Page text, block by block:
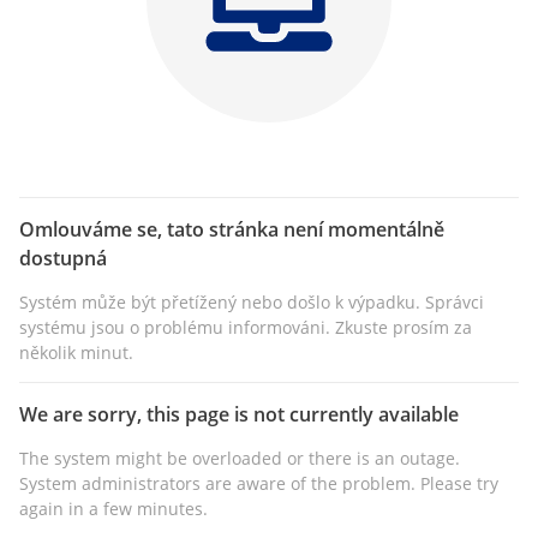
Omlouváme se, tato stránka není momentálně
dostupná
Systém může být přetížený nebo došlo k výpadku. Správci
systému jsou o problému informováni. Zkuste prosím za
několik minut.
We are sorry, this page is not currently available
The system might be overloaded or there is an outage.
System administrators are aware of the problem. Please try
again in a few minutes.